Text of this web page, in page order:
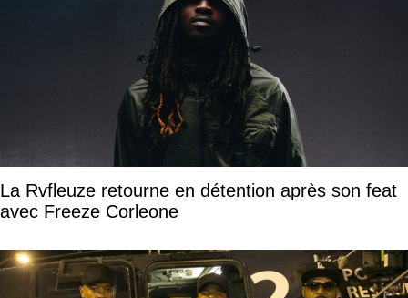
La Rvfleuze retourne en détention après son feat
avec Freeze Corleone